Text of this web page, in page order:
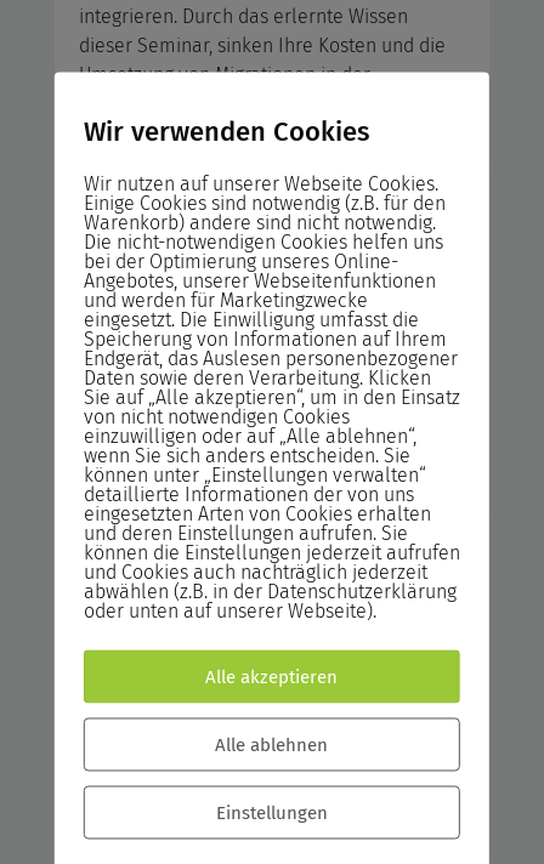
integrieren. Durch das erlernte Wissen
dieser Seminar, sinken Ihre Kosten und die
Umsetzung von Migrationen in der
und effektiver.
Azure Administration Workshop
Dieser Kurs richtet sich an Azure-
Administratoren. Azure-Administratoren
implementieren, verwalten und überwachen
Identitäten, Governance, Speicher,
Computing und virtuelle Netzwerke in einer
Cloudumgebung. Azure-Administratoren
werden Ressourcen nach Bedarf
bereitstellen, messen, überwachen und
anpassen.
Azure DevOps / Azure DevOps
Server
Nach dem Besuch dieser Veranstaltung
kennen Sie die Grundlagen der Anwendung
des LifeCycle Managements (ALM), der
Versionsverwaltung, des
Projektmanagements, des Build
Managements, des Testings sowie des Lab-
und Release-Managements mit Azure
DevOps Servern (TFS).
Wir verwenden Cookies
Wir nutzen auf unserer Webseite Cookies.
Einige Cookies sind notwendig (z.B. für den
Warenkorb) andere sind nicht notwendig.
Die nicht-notwendigen Cookies helfen uns
bei der Optimierung unseres Online-
Angebotes, unserer Webseitenfunktionen
und werden für Marketingzwecke
eingesetzt. Die Einwilligung umfasst die
Speicherung von Informationen auf Ihrem
Endgerät, das Auslesen personenbezogener
Daten sowie deren Verarbeitung. Klicken
Sie auf „Alle akzeptieren“, um in den Einsatz
von nicht notwendigen Cookies
einzuwilligen oder auf „Alle ablehnen“,
wenn Sie sich anders entscheiden. Sie
können unter „Einstellungen verwalten“
detaillierte Informationen der von uns
eingesetzten Arten von Cookies erhalten
und deren Einstellungen aufrufen. Sie
können die Einstellungen jederzeit aufrufen
und Cookies auch nachträglich jederzeit
abwählen (z.B. in der Datenschutzerklärung
oder unten auf unserer Webseite).
Alle akzeptieren
Alle ablehnen
Einstellungen